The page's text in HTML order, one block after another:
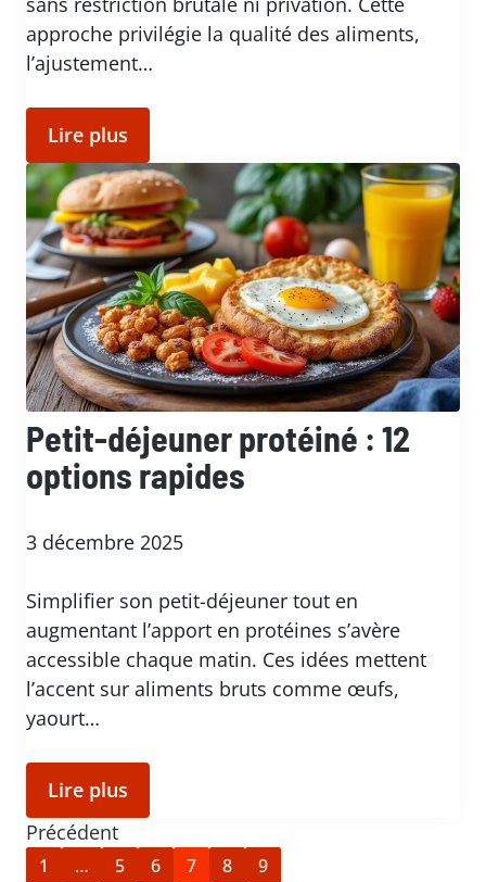
approche privilégie la qualité des aliments,
l’ajustement…
Lire plus
Petit-déjeuner protéiné : 12
options rapides
3 décembre 2025
Simplifier son petit-déjeuner tout en
augmentant l’apport en protéines s’avère
accessible chaque matin. Ces idées mettent
l’accent sur aliments bruts comme œufs,
yaourt…
Lire plus
Précédent
1 … 5 6 7 8 9